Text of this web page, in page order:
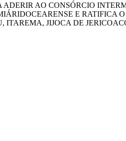
AO CONSÓRCIO
E RATIFICA
ITAREMA, JIJOCA DE